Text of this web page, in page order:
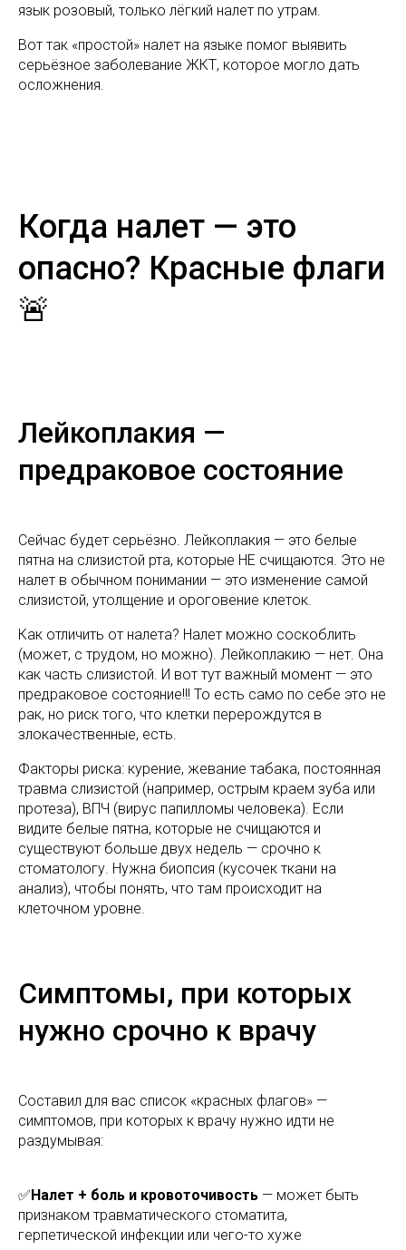
язык розовый, только лёгкий налет по утрам.
Вот так «простой» налет на языке помог выявить
серьёзное заболевание ЖКТ, которое могло дать
осложнения.
Когда налет — это
опасно? Красные флаги
🚨
Лейкоплакия —
предраковое состояние
Сейчас будет серьёзно. Лейкоплакия — это белые
пятна на слизистой рта, которые НЕ счищаются. Это не
налет в обычном понимании — это изменение самой
слизистой, утолщение и ороговение клеток.
Как отличить от налета? Налет можно соскоблить
(может, с трудом, но можно). Лейкоплакию — нет. Она
как часть слизистой. И вот тут важный момент — это
предраковое состояние!!! То есть само по себе это не
рак, но риск того, что клетки перерождутся в
злокачественные, есть.
Факторы риска: курение, жевание табака, постоянная
травма слизистой (например, острым краем зуба или
протеза), ВПЧ (вирус папилломы человека). Если
видите белые пятна, которые не счищаются и
существуют больше двух недель — срочно к
стоматологу. Нужна биопсия (кусочек ткани на
анализ), чтобы понять, что там происходит на
клеточном уровне.
Симптомы, при которых
нужно срочно к врачу
Составил для вас список «красных флагов» —
симптомов, при которых к врачу нужно идти не
раздумывая:
✅Налет + боль и кровоточивость — может быть
признаком травматического стоматита,
герпетической инфекции или чего-то хуже